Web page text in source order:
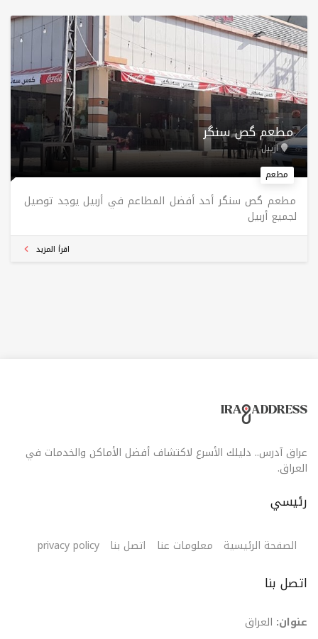
للزوار تجربة مجموعة متنوعة من المأكولات. المطعم يتسم
بالأجواء المريحة والمناسبة للأفراد والعائلات، ويعتبر مكانًا
مثاليًا لتناول الطعام مع الأصدقاء أو العائلة. بالإضافة إلى
ذلك، يوفر المطعم خدمة توصيل للمنازل في السماوة. ساعات
العمل اليومية تبدأ من الساعة 12:00 ظهرًا حتى 7:00 مساءً.
مطعم گص سنگر
اربيل
مطعم
مطعم گص سنگر أحد أفضل المطاعم في أربيل يوجد توصيل
لجميع أربيل
اقرأ المزيد
عراق آدرس.. دليلك الأسرع لاكتشاف أفضل الأماكن والخدمات في
العراق.
رئيسي
الصفحة الرئيسية معلومات عنا اتصل بنا privacy policy
اتصل بنا
عنوان: العراق